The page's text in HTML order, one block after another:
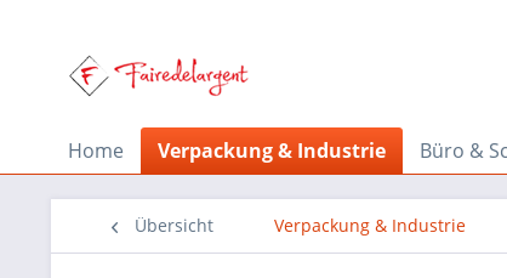
Home Verpackung & Industrie Büro &
Übersicht Verpackung & Industrie